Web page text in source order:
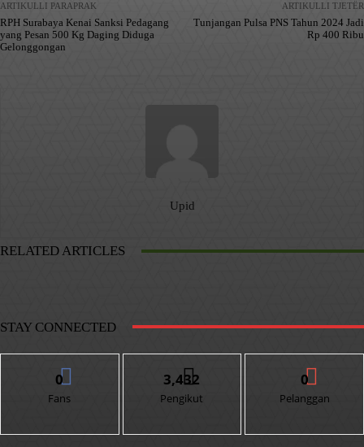
ARTIKULLI PARAPRAK
RPH Surabaya Kenai Sanksi Pedagang
yang Pesan 500 Kg Daging Diduga
Gelonggongan
ARTIKULLI TJETËR
Tunjangan Pulsa PNS Tahun 2024 Jadi
Rp 400 Ribu
Upid
RELATED ARTICLES
STAY CONNECTED
0
Fans
3,432
Pengikut
0
Pelanggan